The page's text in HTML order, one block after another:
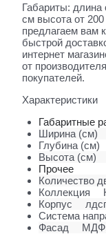
Габариты: длина
см высота от
предлагаем вам
быстрой
интернет
от
покупателей.
Характеристики
Габаритные
Ширина (см)
Глубина (см)
Высота (см)
Прочее
Количество
Коллекция
Корпус
Система
Фасад